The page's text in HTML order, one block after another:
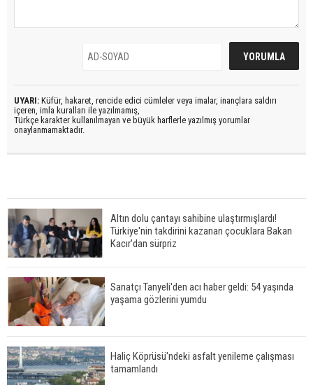
UYARI: Küfür, hakaret, rencide edici cümleler veya imalar, inançlara saldırı
içeren, imla kuralları ile yazılmamış,
Türkçe karakter kullanılmayan ve büyük harflerle yazılmış yorumlar
onaylanmamaktadır.
Altın dolu çantayı sahibine ulaştırmışlardı!
Türkiye'nin takdirini kazanan çocuklara Bakan
Kacır'dan sürpriz
Sanatçı Tanyeli'den acı haber geldi: 54 yaşında
yaşama gözlerini yumdu
Haliç Köprüsü'ndeki asfalt yenileme çalışması
tamamlandı